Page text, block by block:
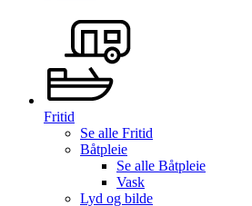
Fritid
Se alle Fritid
Båtpleie
Se alle Båtpleie
Vask
Lyd og bilde